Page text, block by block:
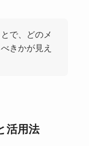
で、どのメ
きかが見え
活用法